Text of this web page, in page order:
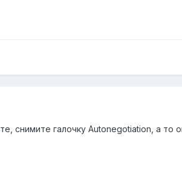
снимите галочку Autonegotiation, а